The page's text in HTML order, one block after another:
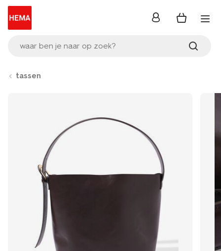
waar ben je naar op zoek?
inloggen
tassen